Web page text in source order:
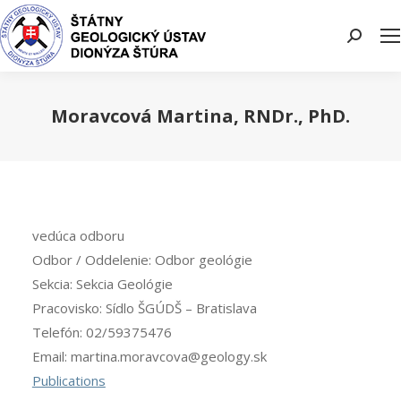
Search:
Moravcová Martina, RNDr., PhD.
vedúca odboru
Odbor / Oddelenie: Odbor geológie
Sekcia: Sekcia Geológie
Pracovisko: Sídlo ŠGÚDŠ – Bratislava
Telefón: 02/59375476
Email: martina.moravcova@geology.sk
Publications